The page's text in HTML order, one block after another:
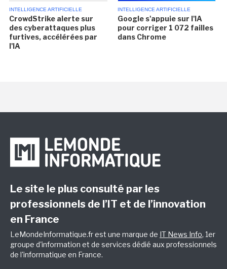
INTELLIGENCE ARTIFICIELLE
CrowdStrike alerte sur
des cyberattaques plus
furtives, accélérées par
l'IA
INTELLIGENCE ARTIFICIELLE
Google s'appuie sur l'IA
pour corriger 1 072 failles
dans Chrome
Le site le plus consulté par les
professionnels de l’IT et de l’innovation
en France
LeMondeInformatique.fr est une marque de IT News Info, 1er
groupe d'information et de services dédié aux professionnels
de l'informatique en France.